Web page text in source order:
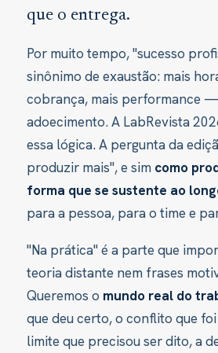
que o entrega.
Por muito tempo, "sucesso
sinônimo de exaustão: mais
cobrança, mais performance —
adoecimento. A LabRevista
essa lógica. A pergunta da
produzir mais", e sim como
forma que se sustente ao
para a pessoa, para o time e
"Na prática" é a parte que
teoria distante nem frases
Queremos o mundo real do
que deu certo, o conflito que
limite que precisou ser dito, a